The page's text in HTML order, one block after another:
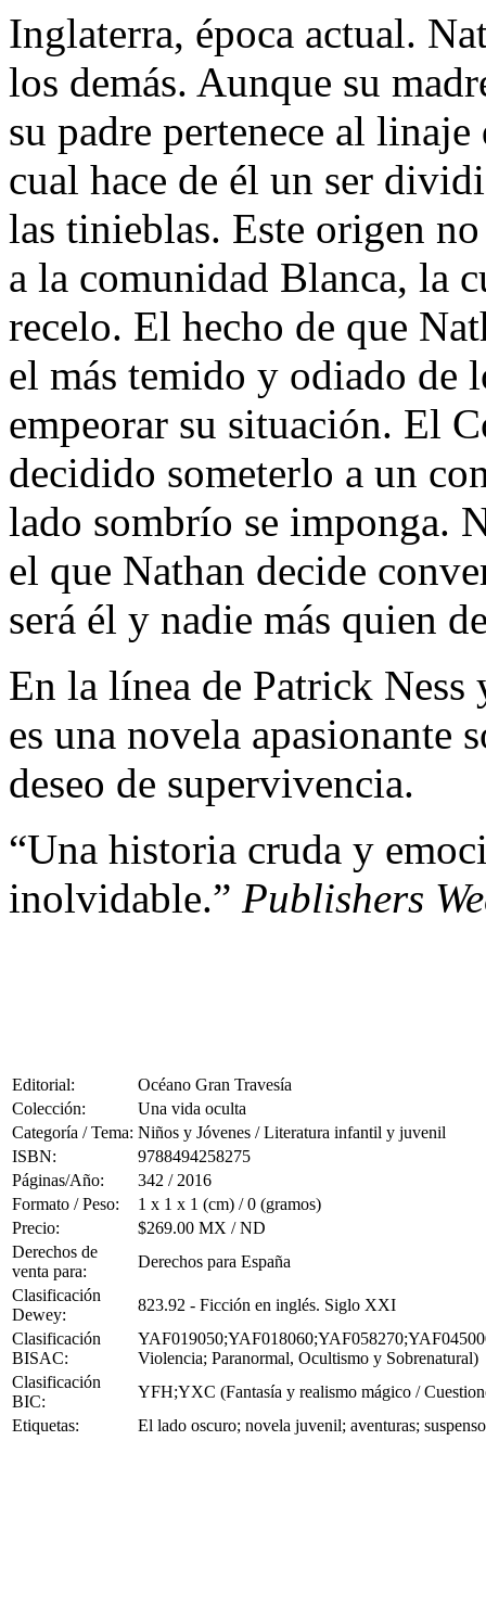
Inglaterra, época actual.
los demás. Aunque su
su padre pertenece al
cual hace de él un ser
las tinieblas. Este origen
a la comunidad Blanca, la
recelo. El hecho de que
el más temido y odiado de
empeorar su situación. El
decidido someterlo a un
lado sombrío se imponga.
el que Nathan decide
será él y nadie más quien
En la línea de Patrick
es una novela apasionante
deseo de supervivencia.
“Una historia cruda y
inolvidable.” Publishers
Editorial:
Océano Gran Travesía
Colección:
Una vida oculta
Categoría / Tema: Niños y Jóvenes / Literatura infantil y juvenil
ISBN:
9788494258275
Páginas/Año:
342 / 2016
Formato / Peso:
1 x 1 x 1 (cm) / 0 (gramos)
Precio:
$269.00 MX / ND
Derechos de
venta para:
Derechos para España
Clasificación
Dewey:
823.92 - Ficción en inglés. Siglo XXI
Clasificación
BISAC:
Violencia; Paranormal, Ocultismo y Sobrenatural)
Clasificación
BIC:
YFH;YXC (Fantasía y realismo mágico /
Etiquetas:
El lado oscuro; novela juvenil; aventuras;